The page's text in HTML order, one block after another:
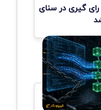
رای گیری در سنای